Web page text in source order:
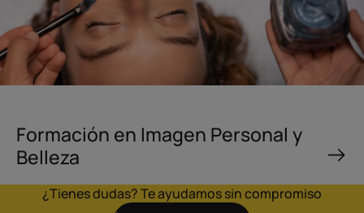
Formación en Imagen Personal y
Belleza
¿Tienes dudas? Te ayudamos sin compromiso